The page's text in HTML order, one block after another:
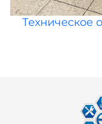
Техническое